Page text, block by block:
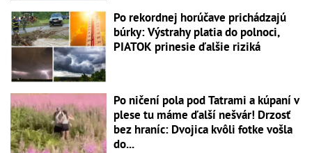
Po rekordnej horúčave prichádzajú
búrky: Výstrahy platia do polnoci,
PIATOK prinesie ďalšie riziká
Po ničení pola pod Tatrami a kúpaní v
plese tu máme ďalší nešvár! Drzosť
bez hraníc: Dvojica kvôli fotke vošla
do...